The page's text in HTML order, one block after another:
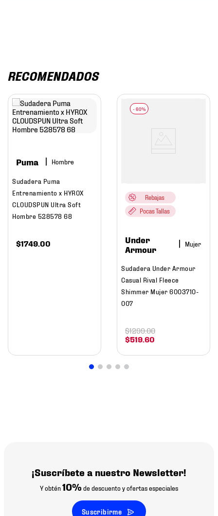
RECOMENDADOS
Puma Hombre
Sudadera Puma
Entrenamiento x HYROX
CLOUDSPUN Ultra Soft
Hombre 528578 68
$1749 00
Rebajas
Pocas Tallas
Under
Armour
Mujer
Sudadera Under Armour
Casual Rival Fleece
Shimmer Mujer 6003710-
007
$519 60
$1299.00
¡Suscríbete a nuestro Newsletter!
Y obtén10% de descuento y ofertas especiales
Suscribirme